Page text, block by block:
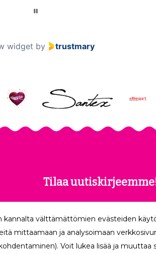
widget by trustmary
Tilaa
uusimmat edut suoraan
välttämättömien evästeiden
mittaamaan ja analysoimaan
Voit lukea lisää ja